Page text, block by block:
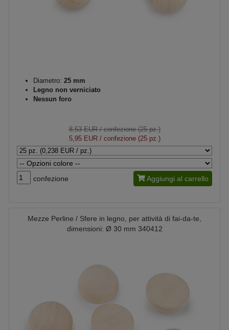
Diametro: 25 mm
Legno non verniciato
Nessun foro
8,53 EUR/ confezione (25 pz.)
5,95 EUR/ confezione (25 pz.)
confezione Aggiungi al carrello
Mezze Perline / Sfere in legno, per attività di fai-da-te,
dimensioni: Ø 30 mm 340412